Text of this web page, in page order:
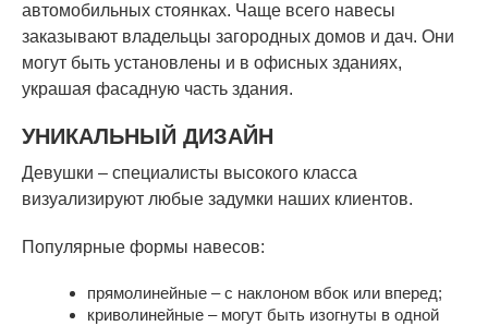
автомобильных стоянках. Чаще всего навесы
заказывают владельцы загородных домов и дач. Они
могут быть установлены и в офисных зданиях,
украшая фасадную часть здания.
УНИКАЛЬНЫЙ ДИЗАЙН
Девушки – специалисты высокого класса
визуализируют любые задумки наших клиентов.
Популярные формы навесов:
прямолинейные – с наклоном вбок или вперед;
криволинейные – могут быть изогнуты в одной